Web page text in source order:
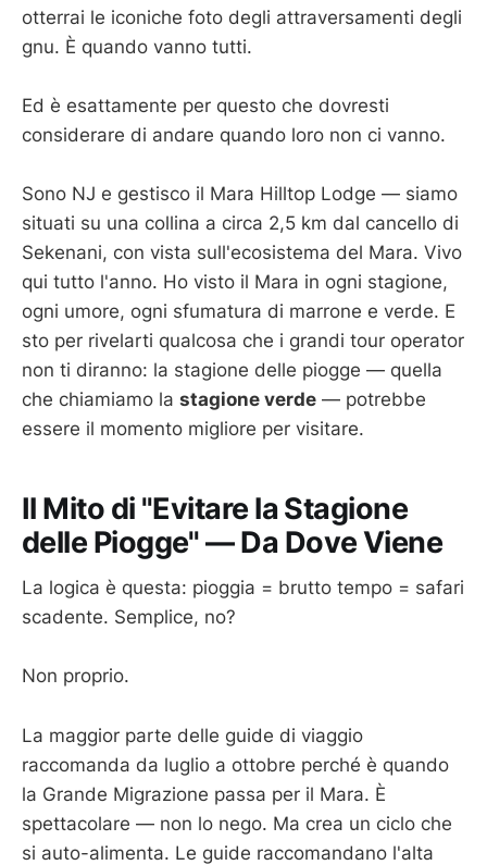
otterrai le iconiche foto degli attraversamenti degli
gnu. È quando vanno tutti.
Ed è esattamente per questo che dovresti
considerare di andare quando loro non ci vanno.
Sono NJ e gestisco il Mara Hilltop Lodge — siamo
situati su una collina a circa 2,5 km dal cancello di
Sekenani, con vista sull'ecosistema del Mara. Vivo
qui tutto l'anno. Ho visto il Mara in ogni stagione,
ogni umore, ogni sfumatura di marrone e verde. E
sto per rivelarti qualcosa che i grandi tour operator
non ti diranno: la stagione delle piogge — quella
che chiamiamo la stagione verde — potrebbe
essere il momento migliore per visitare.
Il Mito di "Evitare la Stagione
delle Piogge" — Da Dove Viene
La logica è questa: pioggia = brutto tempo = safari
scadente. Semplice, no?
Non proprio.
La maggior parte delle guide di viaggio
raccomanda da luglio a ottobre perché è quando
la Grande Migrazione passa per il Mara. È
spettacolare — non lo nego. Ma crea un ciclo che
si auto-alimenta. Le guide raccomandano l'alta